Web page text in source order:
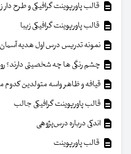
قالب پاورپوینت گرافیکی و طرح دار
قالب پاورپوینت گرافیکی زیبا
نمونه تدریس درس اول هدیه
چشم رنگی ها چه شخصیتی دارند؟
قیافه و ظاهر واسه متولدین کدوم
قالب پاورپوینت گرافیکی جالب
اندکی درباره درس‌پژوهی
قالب پاورپوینت